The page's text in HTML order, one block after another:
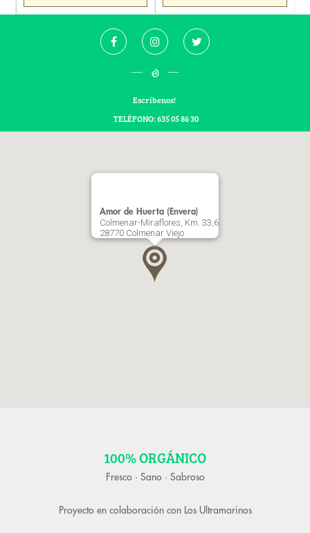
Escríbenos!
TELÉFONO: 635 05 86 30
Amor de Huerta (Envera)
Colmenar-Miraflores, Km. 33,6
28770 Colmenar Viejo
100% ORGÁNICO
Fresco · Sano · Sabroso
Proyecto en colaboración con Los Ultramarinos